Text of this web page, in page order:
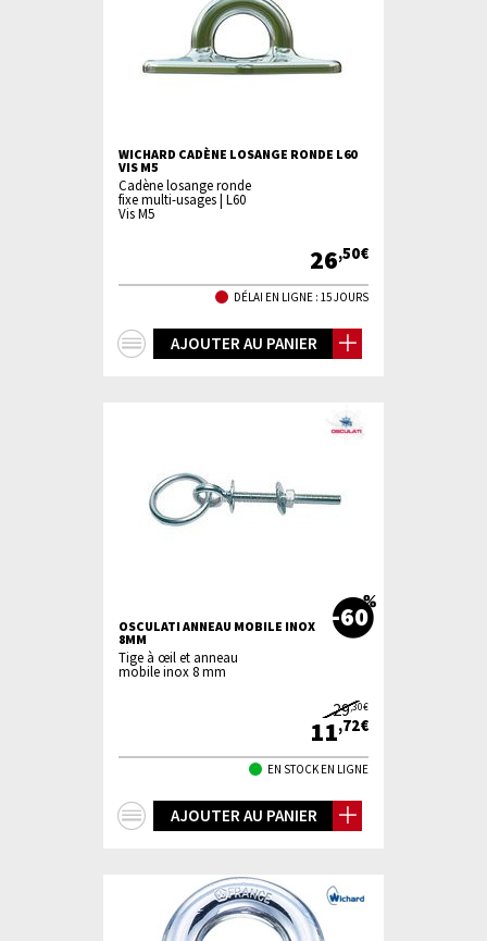
WICHARD CADÈNE LOSANGE RONDE L60
VIS M5
Cadène losange ronde
fixe multi-usages | L60
Vis M5
26,50€
DÉLAI EN LIGNE : 15 JOURS
AJOUTER AU PANIER
OSCULATI ANNEAU MOBILE INOX
8MM
-60
Tige à œil et anneau
mobile inox 8 mm
29,30€
11,72€
EN STOCK EN LIGNE
AJOUTER AU PANIER